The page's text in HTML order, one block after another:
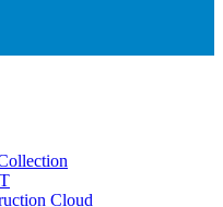
Cloud